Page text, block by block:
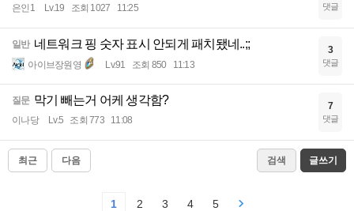
은인1 Lv.19 조회 1027 11:25 댓글
일반 네트워크 핑 숫자 표시 안되게 패치됐네..;;
아이브장원영 Lv.91 조회 850 11:13
3
댓글
질문 막기 빼는거 어케 생각함?
이나당 Lv.5 조회 773 11:08
7
댓글
최근 다음 검색 글쓰기
1 2 3 4 5